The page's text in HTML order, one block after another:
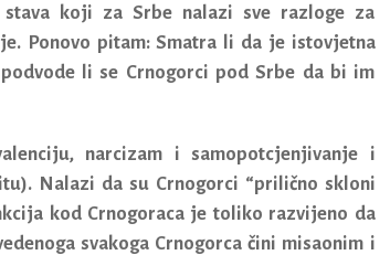
koji za Srbe nalazi sve razloge za
Ponovo pitam: Smatra li da je istovjetna
li se Crnogorci pod Srbe da bi im
narcizam i samopotcjenjivanje i
Nalazi da su Crnogorci “prilično skloni
kod Crnogoraca je toliko razvijeno da
svakoga Crnogorca čini misaonim i